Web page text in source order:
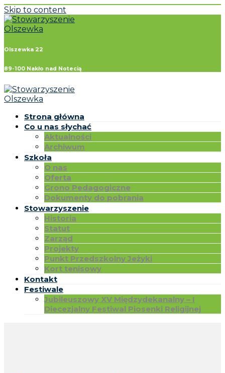
Skip to content
Olszewka 22
89-100 Nakło nad Notecią
Strona główna
Co u nas słychać
Aktualności
Archiwum
Szkoła
O nas
Oferta
Grono Pedagogiczne
Dokumenty do pobrania
Stowarzyszenie
Historia
Statut
Zarząd
Projekty
Punkt Przedszkolny Jeżyki
Kort tenisowy
Kontakt
Festiwale
Jubileuszowy XV Międzydekanalny – I
Diecezjalny Festiwal Piosenki Religijnej